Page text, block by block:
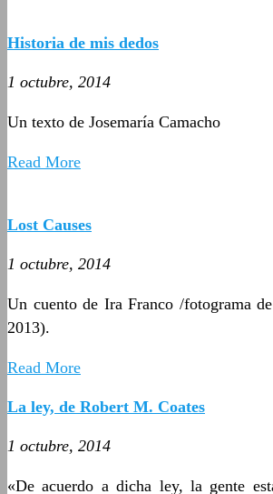
Historia de mis dedos
1 octubre, 2014
Un texto de Josemaría Camacho
Read More
Lost Causes
1 octubre, 2014
Un cuento de Ira Franco /fotograma
2013).
Read More
La ley, de Robert M. Coates
1 octubre, 2014
«De acuerdo a dicha ley, la gente